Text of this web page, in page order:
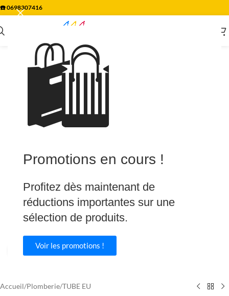
🛍️
Promotions en cours !
Profitez dès maintenant de
réductions importantes sur une
sélection de produits.
Voir les promotions !
☎️0698307416
Agrandir
Accueil/Plomberie/TUBE EU